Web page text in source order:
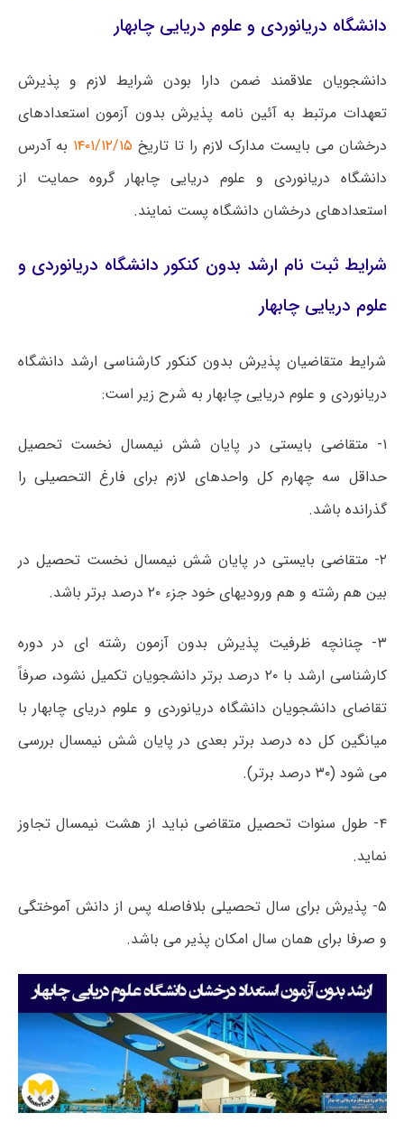
دانشگاه دریانوردی و علوم دریایی چابهار
دانشجویان علاقمند ضمن دارا بودن شرایط لازم و پذیرش
تعهدات مرتبط به آئین نامه پذیرش بدون آزمون استعدادهای
درخشان می بایست مدارک لازم را تا تاریخ ۱۴۰۱/۱۲/۱۵ به آدرس
دانشگاه دریانوردی و علوم دریایی چابهار گروه حمایت از
استعدادهای درخشان دانشگاه پست نمایند.
شرایط ثبت نام ارشد بدون کنکور دانشگاه دریانوردی و
علوم دریایی چابهار
شرایط متقاضیان پذیرش بدون کنکور کارشناسی ارشد دانشگاه
دریانوردی و علوم دریایی چابهار به شرح زیر است:
۱- متقاضی بایستی در پایان شش نیمسال نخست تحصیل
حداقل سه چهارم کل واحدهای لازم برای فارغ التحصیلی را
گذرانده باشد.
۲- متقاضی بایستی در پایان شش نیمسال نخست تحصیل در
بین هم رشته و هم ورودیهای خود جزء ۲۰ درصد برتر باشد.
۳- چنانچه ظرفیت پذیرش بدون آزمون رشته ای در دوره
کارشناسی ارشد با ۲۰ درصد برتر دانشجویان تکمیل نشود، صرفاً
تقاضای دانشجویان دانشگاه دریانوردی و علوم دریای چابهار با
میانگین کل ده درصد برتر بعدی در پایان شش نیمسال بررسی
می شود (۳۰ درصد برتر).
۴- طول سنوات تحصیل متقاضی نباید از هشت نیمسال تجاوز
نماید.
۵- پذیرش برای سال تحصیلی بلافاصله پس از دانش آموختگی
و صرفا برای همان سال امکان پذیر می باشد.